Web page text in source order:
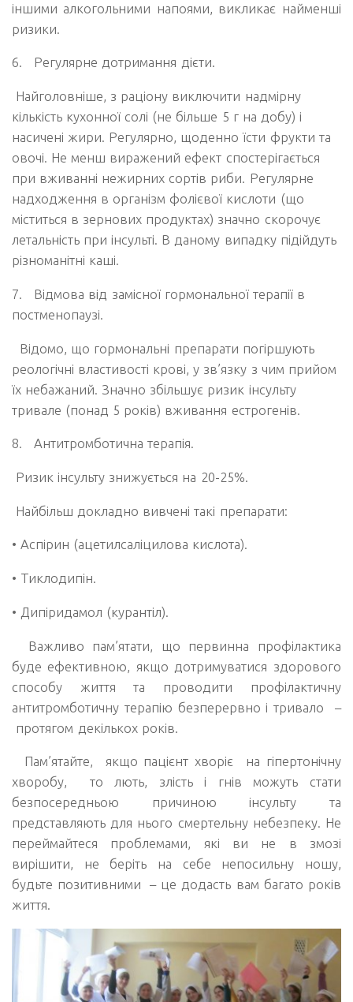
іншими алкогольними напоями, викликає найменші
ризики.
6. Регулярне дотримання дієти.
Найголовніше, з раціону виключити надмірну
кількість кухонної солі (не більше 5 г на добу) і
насичені жири. Регулярно, щоденно їсти фрукти та
овочі. Не менш виражений ефект спостерігається
при вживанні нежирних сортів риби. Регулярне
надходження в організм фолієвої кислоти (що
міститься в зернових продуктах) значно скорочує
летальність при інсульті. В даному випадку підійдуть
різноманітні каші.
7.
Відмова від замісної гормональної терапії в
постменопаузі.
Відомо, що гормональні препарати погіршують
реологічні властивості крові, у зв’язку з чим прийом
їх небажаний. Значно збільшує ризик інсульту
тривале (понад 5 років) вживання естрогенів.
8. Антитромботична терапія.
Ризик інсульту знижується на 20-25%.
Найбільш докладно вивчені такі препарати:
• Аспірин (ацетилсаліцилова кислота).
• Тиклодипін.
• Дипіридамол (курантіл).
Важливо пам’ятати, що первинна профілактика
буде ефективною, якщо дотримуватися здорового
способу життя та проводити профілактичну
антитромботичну терапію безперервно і тривало
–
протягом декількох років.
Пам’ятайте, якщо пацієнт хворіє на гіпертонічну
хворобу, то лють, злість і гнів можуть стати
безпосередньою причиною інсульту та
представляють для нього смертельну небезпеку. Не
переймайтеся проблемами, які ви не в змозі
вирішити, не беріть на себе непосильну ношу,
будьте позитивними
–це додасть вам багато років
життя.